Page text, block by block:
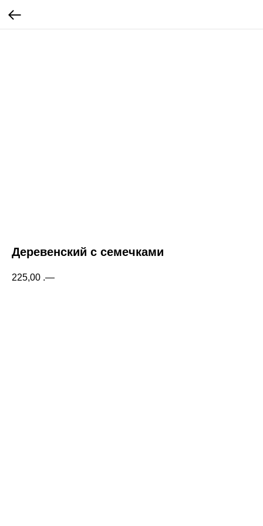
Деревенский с семечками
225,00 .—